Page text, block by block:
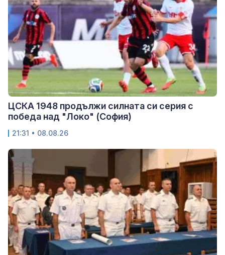
ЦСКА 1948 продължи силната си серия с
победа над "Локо" (София)
21:31 • 08.08.26